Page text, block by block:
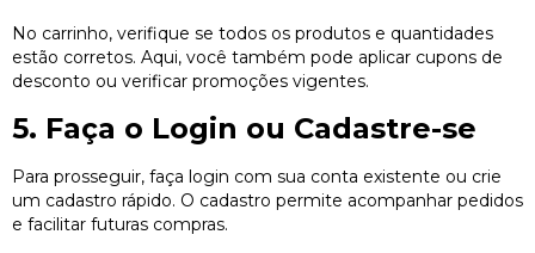
No carrinho, verifique se todos os produtos e quantidades
estão corretos. Aqui, você também pode aplicar cupons de
desconto ou verificar promoções vigentes.
5. Faça o Login ou Cadastre-se
Para prosseguir, faça login com sua conta existente ou crie
um cadastro rápido. O cadastro permite acompanhar pedidos
e facilitar futuras compras.